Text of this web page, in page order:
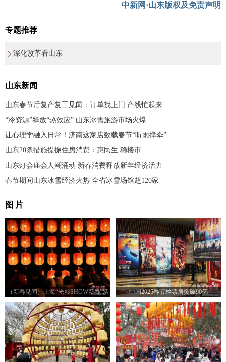
中新网·山东版权及免责声明
专题推荐
深化改革看山东
山东新闻
山东春节后复产复工见闻：订单找上门 产线忙起来
“冷资源”释放“热效应” 山东冰雪旅游市场火爆
让心理学融入日常！济南这家店数载春节“听雨撑伞”
山东20条措施提振住房消费：惠民生 稳楼市
山东灯会庙会人潮涌动 新春消费释放新年经济活力
春节期间山东冰雪经济火热 全省冰雪场馆超120家
图 片
（新春见闻）上海“光影SHOW新春”活
动吸引市民游客
中国2025春节档票房突破90亿